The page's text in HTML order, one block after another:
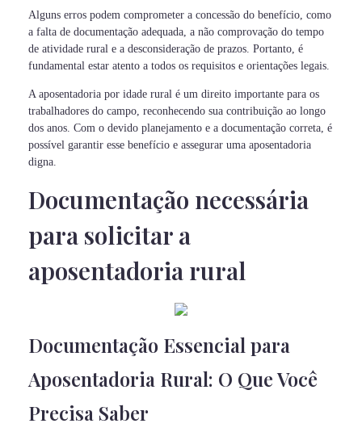
Alguns erros podem comprometer a concessão do benefício, como
a falta de documentação adequada, a não comprovação do tempo
de atividade rural e a desconsideração de prazos. Portanto, é
fundamental estar atento a todos os requisitos e orientações legais.
A aposentadoria por idade rural é um direito importante para os
trabalhadores do campo, reconhecendo sua contribuição ao longo
dos anos. Com o devido planejamento e a documentação correta, é
possível garantir esse benefício e assegurar uma aposentadoria
digna.
Documentação necessária
para solicitar a
aposentadoria rural
Documentação Essencial para
Aposentadoria Rural: O Que Você
Precisa Saber